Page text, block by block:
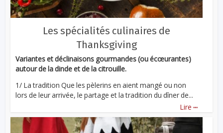
Les spécialités culinaires de
Thanksgiving
Variantes et déclinaisons gourmandes (ou écœurantes)
autour de la dinde et de la citrouille.
1/ La tradition Que les pèlerins en aient mangé ou non
lors de leur arrivée, le partage et la tradition du dîner de...
Lire ...